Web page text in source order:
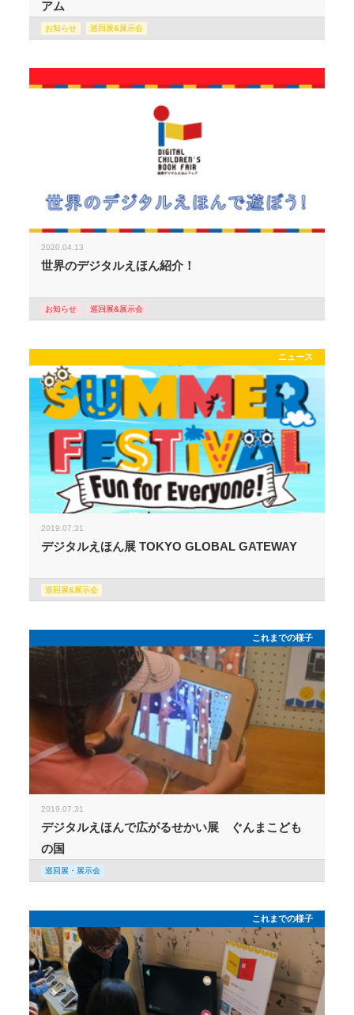
アム
お知らせ 巡回展&展示会
2020.04.13
世界のデジタルえほん紹介！
お知らせ 巡回展&展示会
ニュース
2019.07.31
デジタルえほん展 TOKYO GLOBAL GATEWAY
巡回展&展示会
これまでの様子
2019.07.31
デジタルえほんで広がるせかい展 ぐんまこども
の国
巡回展・展示会
これまでの様子